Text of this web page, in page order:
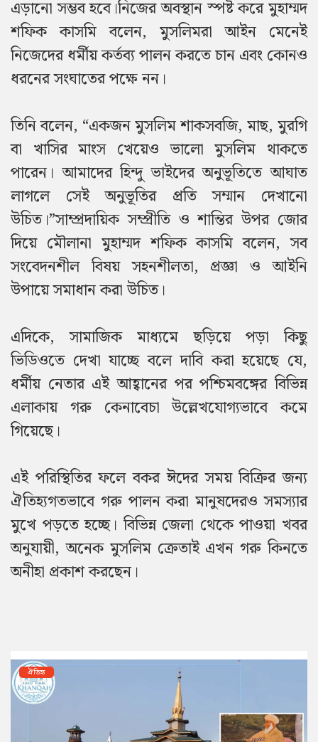
এড়ানো সম্ভব হবে।নিজের অবস্থান স্পষ্ট করে মুহাম্মদ
শফিক কাসমি বলেন, মুসলিমরা আইন মেনেই
নিজেদের ধর্মীয় কর্তব্য পালন করতে চান এবং কোনও
ধরনের সংঘাতের পক্ষে নন।
তিনি বলেন, “একজন মুসলিম শাকসবজি, মাছ, মুরগি
বা খাসির মাংস খেয়েও ভালো মুসলিম থাকতে
পারেন। আমাদের হিন্দু ভাইদের অনুভূতিতে আঘাত
লাগলে সেই অনুভূতির প্রতি সম্মান দেখানো
উচিত।”সাম্প্রদায়িক সম্প্রীতি ও শান্তির উপর জোর
দিয়ে মৌলানা মুহাম্মদ শফিক কাসমি বলেন, সব
সংবেদনশীল বিষয় সহনশীলতা, প্রজ্ঞা ও আইনি
উপায়ে সমাধান করা উচিত।
এদিকে, সামাজিক মাধ্যমে ছড়িয়ে পড়া কিছু
ভিডিওতে দেখা যাচ্ছে বলে দাবি করা হয়েছে যে,
ধর্মীয় নেতার এই আহ্বানের পর পশ্চিমবঙ্গের বিভিন্ন
এলাকায় গরু কেনাবেচা উল্লেখযোগ্যভাবে কমে
গিয়েছে।
এই পরিস্থিতির ফলে বকর ঈদের সময় বিক্রির জন্য
ঐতিহ্যগতভাবে গরু পালন করা মানুষদেরও সমস্যার
মুখে পড়তে হচ্ছে। বিভিন্ন জেলা থেকে পাওয়া খবর
অনুযায়ী, অনেক মুসলিম ক্রেতাই এখন গরু কিনতে
অনীহা প্রকাশ করছেন।
ঐতিহ্য